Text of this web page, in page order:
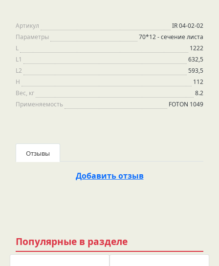
Артикул
IR 04-02-02
Параметры
70*12 - сечение листа
L
1222
L1
632,5
L2
593,5
H
112
Вес, кг
8.2
Применяемость
FOTON 1049
Отзывы
Добавить отзыв
Популярные в разделе